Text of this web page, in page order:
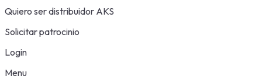
Quiero ser distribuidor AKS
Solicitar patrocinio
Login
Menu